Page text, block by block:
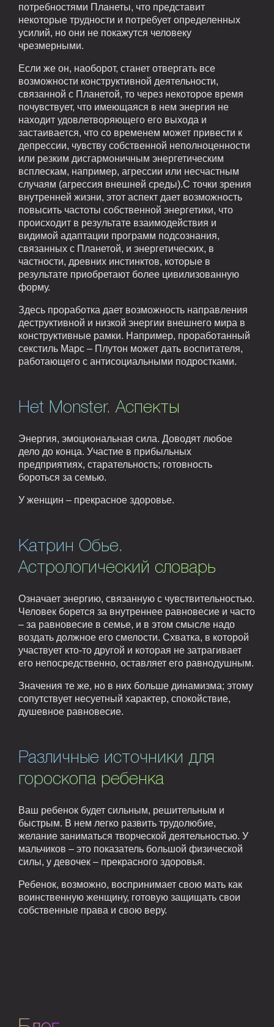
потребностями Планеты, что представит
некоторые трудности и потребует определенных
усилий, но они не покажутся человеку
чрезмерными.
Если же он, наоборот, станет отвергать все
возможности конструктивной деятельности,
связанной с Планетой, то через некоторое время
почувствует, что имеющаяся в нем энергия не
находит удовлетворяющего его выхода и
застаивается, что со временем может привести к
депрессии, чувству собственной неполноценности
или резким дисгармоничным энергетическим
всплескам, например, агрессии или несчастным
случаям (агрессия внешней среды).С точки зрения
внутренней жизни, этот аспект дает возможность
повысить частоты собственной энергетики, что
происходит в результате взаимодействия и
видимой адаптации программ подсознания,
связанных с Планетой, и энергетических, в
частности, древних инстинктов, которые в
результате приобретают более цивилизованную
форму.
Здесь проработка дает возможность направления
деструктивной и низкой энергии внешнего мира в
конструктивные рамки. Например, проработанный
секстиль Марс – Плутон может дать воспитателя,
работающего с антисоциальными подростками.
Het Monster. Аспекты
Энергия, эмоциональная сила. Доводят любое
дело до конца. Участие в прибыльных
предприятиях, старательность; готовность
бороться за семью.
У женщин – прекрасное здоровье.
Катрин Обье.
Астрологический словарь
Означает энергию, связанную с чувствительностью.
Человек борется за внутреннее равновесие и часто
– за равновесие в семье, и в этом смысле надо
воздать должное его смелости. Схватка, в которой
участвует кто-то другой и которая не затрагивает
его непосредственно, оставляет его равнодушным.
Значения те же, но в них больше динамизма; этому
сопутствует несуетный характер, спокойствие,
душевное равновесие.
Различные источники для
гороскопа ребенка
Ваш ребенок будет сильным, решительным и
быстрым. В нем легко развить трудолюбие,
желание заниматься творческой деятельностью. У
мальчиков – это показатель большой физической
силы, у девочек – прекрасного здоровья.
Ребенок, возможно, воспринимает свою мать как
воинственную женщину, готовую защищать свои
собственные права и свою веру.